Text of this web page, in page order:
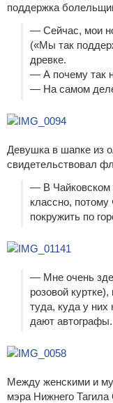
поддержка
— Сейчас, мои
(«Мы так
древке.
— А почему так
— На самом
Девушка в шапке из
свидетельствовал
— В Чайковском
классно,
покружить по
— Мне очень
розовой
туда, куда у
дают автографы.
Между женскими и
мэра Нижнего Тагила